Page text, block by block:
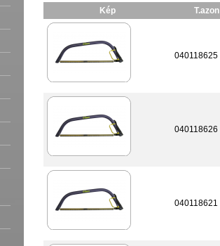
Kép T.azon
040118625
040118626
040118621